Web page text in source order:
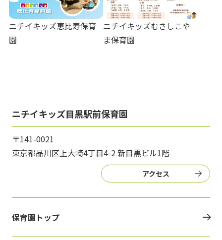
ニチイキッズ恵比寿保育
園
ニチイキッズむさしこや
ま保育園
ニチイキッズ目黒駅前保育園
〒141-0021
東京都品川区上大崎4丁目4-2 新目黒ビル1階
アクセス
保育園トップ